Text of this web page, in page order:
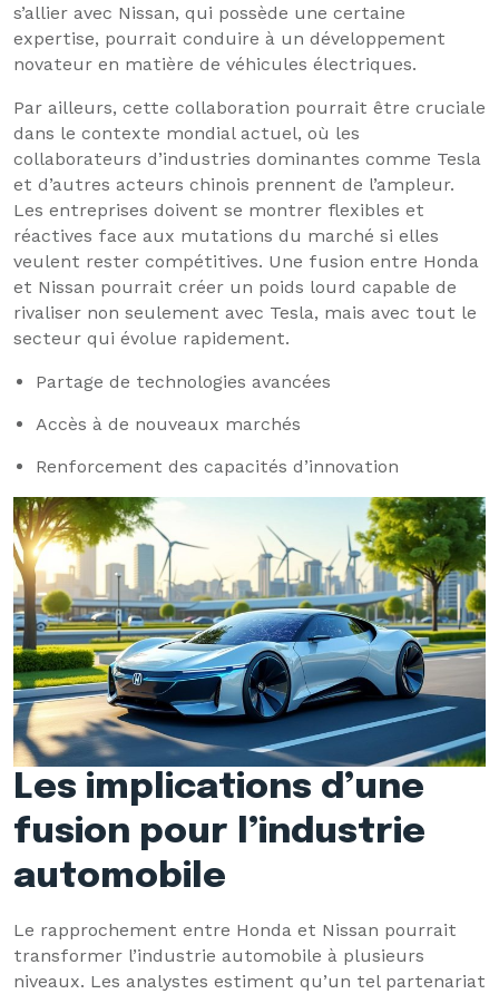
s’allier avec Nissan, qui possède une certaine
expertise, pourrait conduire à un développement
novateur en matière de véhicules électriques.
Par ailleurs, cette collaboration pourrait être cruciale
dans le contexte mondial actuel, où les
collaborateurs d’industries dominantes comme Tesla
et d’autres acteurs chinois prennent de l’ampleur.
Les entreprises doivent se montrer flexibles et
réactives face aux mutations du marché si elles
veulent rester compétitives. Une fusion entre Honda
et Nissan pourrait créer un poids lourd capable de
rivaliser non seulement avec Tesla, mais avec tout le
secteur qui évolue rapidement.
Partage de technologies avancées
Accès à de nouveaux marchés
Renforcement des capacités d’innovation
Les implications d’une
fusion pour l’industrie
automobile
Le rapprochement entre Honda et Nissan pourrait
transformer l’industrie automobile à plusieurs
niveaux. Les analystes estiment qu’un tel partenariat